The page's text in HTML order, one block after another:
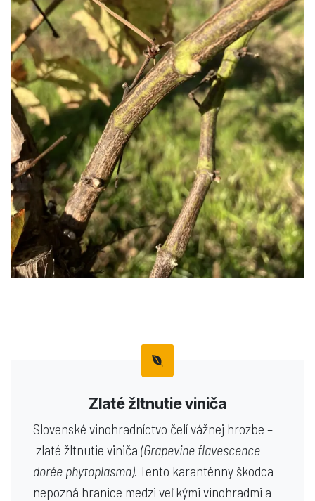
Zlaté žltnutie viniča
Slovenské vinohradníctvo čelí vážnej hrozbe –
zlaté žltnutie viniča (Grapevine flavescence
dorée phytoplasma). Tento karanténny škodca
nepozná hranice medzi veľkými vinohradmi a